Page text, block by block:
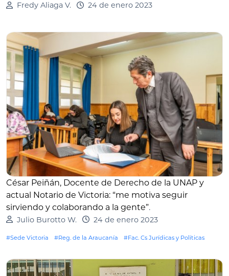
Fredy Aliaga V. 24 de enero 2023
César Peiñán, Docente de Derecho de la UNAP y
actual Notario de Victoria: “me motiva seguir
sirviendo y colaborando a la gente”.
Julio Burotto W. 24 de enero 2023
#Sede Victoria #Reg. de la Araucanía #Fac. Cs Jurídicas y Políticas